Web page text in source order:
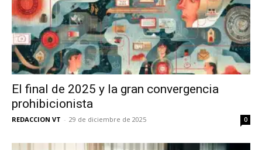
No te pierdas de las
últimas noticias
Suscríbete a nuestro boletín diario y
recibe todas las noticias del vapeo y la
electrónico.
Subscribe to our daily clipping and
El final de 2025 y la gran convergencia
prohibicionista
REDACCION VT - 29 de diciembre de 2025 0